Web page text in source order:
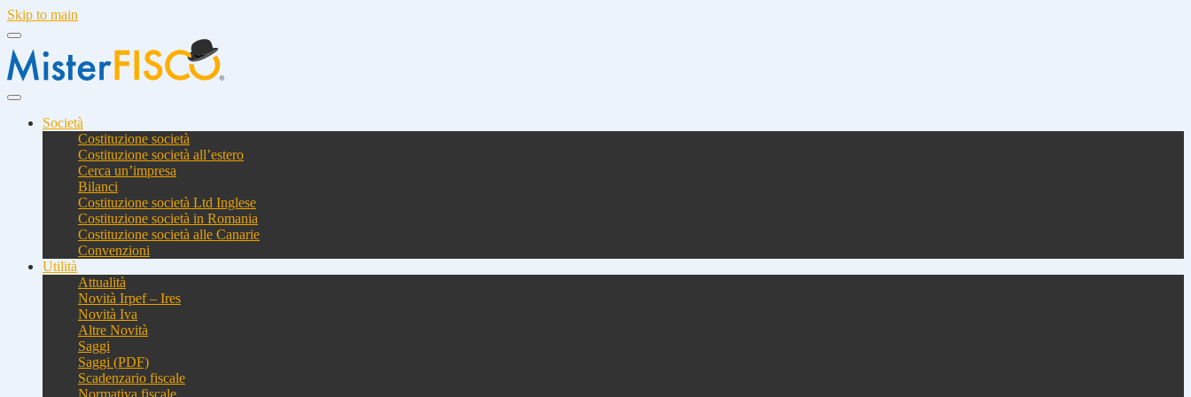
Skip to main
Società
Costituzione società
Costituzione società all’estero
Cerca un’impresa
Bilanci
Costituzione società Ltd Inglese
Costituzione società in Romania
Costituzione società alle Canarie
Convenzioni
Utilità
Attualità
Novità Irpef – Ires
Novità Iva
Altre Novità
Saggi
Saggi (PDF)
Scadenzario fiscale
Normativa fiscale